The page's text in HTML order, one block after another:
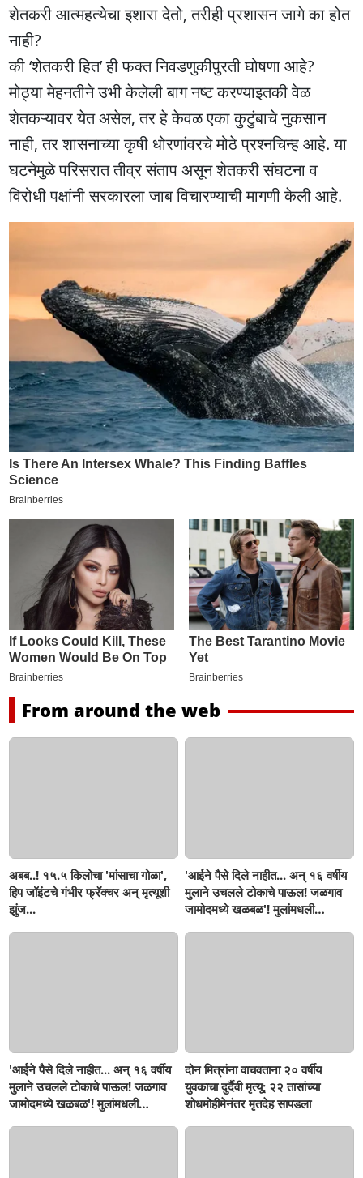
शेतकरी आत्महत्येचा इशारा देतो, तरीही प्रशासन जागे का होत
नाही?
की ‘शेतकरी हित’ ही फक्त निवडणुकीपुरती घोषणा आहे?
मोठ्या मेहनतीने उभी केलेली बाग नष्ट करण्याइतकी वेळ
शेतकऱ्यावर येत असेल, तर हे केवळ एका कुटुंबाचे नुकसान
नाही, तर शासनाच्या कृषी धोरणांवरचे मोठे प्रश्नचिन्ह आहे. या
घटनेमुळे परिसरात तीव्र संताप असून शेतकरी संघटना व
विरोधी पक्षांनी सरकारला जाब विचारण्याची मागणी केली आहे.
From around the web
अबब..! १५.५ किलोचा 'मांसाचा गोळा',
हिप जॉइंटचे गंभीर फ्रॅक्चर अन् मृत्यूशी
झुंज...
'आईने पैसे दिले नाहीत... अन् १६ वर्षीय
मुलाने उचलले टोकाचे पाऊल! जळगाव
जामोदमध्ये खळबळ'! मुलांमधली
'आईने पैसे दिले नाहीत... अन् १६ वर्षीय
मुलाने उचलले टोकाचे पाऊल! जळगाव
जामोदमध्ये खळबळ'! मुलांमधली
दोन मित्रांना वाचवताना २० वर्षीय
युवकाचा दुर्दैवी मृत्यू; २२ तासांच्या
शोधमोहीमेनंतर मृतदेह सापडला